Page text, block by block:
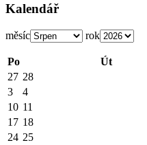
Kalendář
měsíc rok
Po Út
27 28
3
4
10 11
17 18
24 25